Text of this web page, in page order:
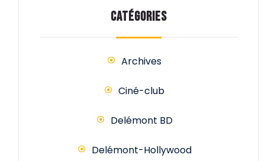
CATÉGORIES
Archives
Ciné-club
Delémont BD
Delémont-Hollywood